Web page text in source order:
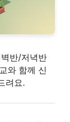
반/저녁반
와 함께 신
려요.